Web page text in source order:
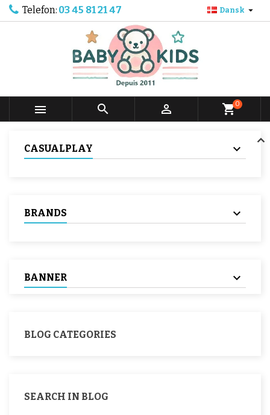
Telefon: 03 45 81 21 47 Dansk 
   shopping_cart0
CASUALPLAY
BRANDS
BANNER
BLOG CATEGORIES
SEARCH IN BLOG